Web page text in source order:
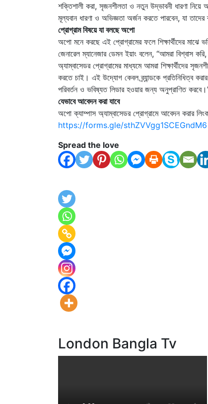
শক্তিশালী করা, সৃজনশীলতা ও নতুন উদ্ভাবনী ধারণা নিয়ে
মূল্যবান ধারণা ও অভিজ্ঞতা অর্জন করতে পারবেন, যা
প্রোগ্রাম বিষয়ে যা বলছে অপো
অপো মনে করছে এই প্রোগ্রামের ফলে শিক্ষার্থীদের
জেনারেল ম্যানেজার ডেমন ইয়াং বলেন, “আমরা বিশ্বাস
অ্যাম্বাসেডর প্রোগ্রামের মাধ্যমে আমরা শিক্ষার্থীদের
করতে চাই। এই উদ্যোগ কেবল ব্র্যান্ডকে প্রতিনিধিত্ব
পরিবর্তন ও ভবিষ্যত লিডার হওয়ার জন্য অনুপ্রাণিত
যেভাবে আবেদন করা যাবে
অপো ক্যাম্পাস অ্যাম্বাসেডর প্রোগ্রামে আবেদন করার
https://forms.gle/sthZVVgg1SCEGndM6
Spread the love
London Bangla Tv